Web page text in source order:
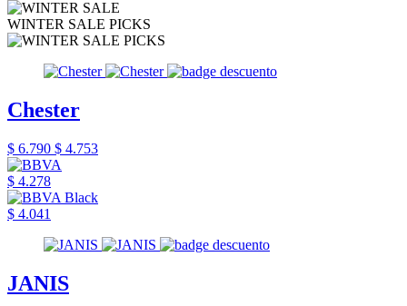
WINTER SALE PICKS
Chester
$ 6.790 $ 4.753
$ 4.278
$ 4.041
JANIS